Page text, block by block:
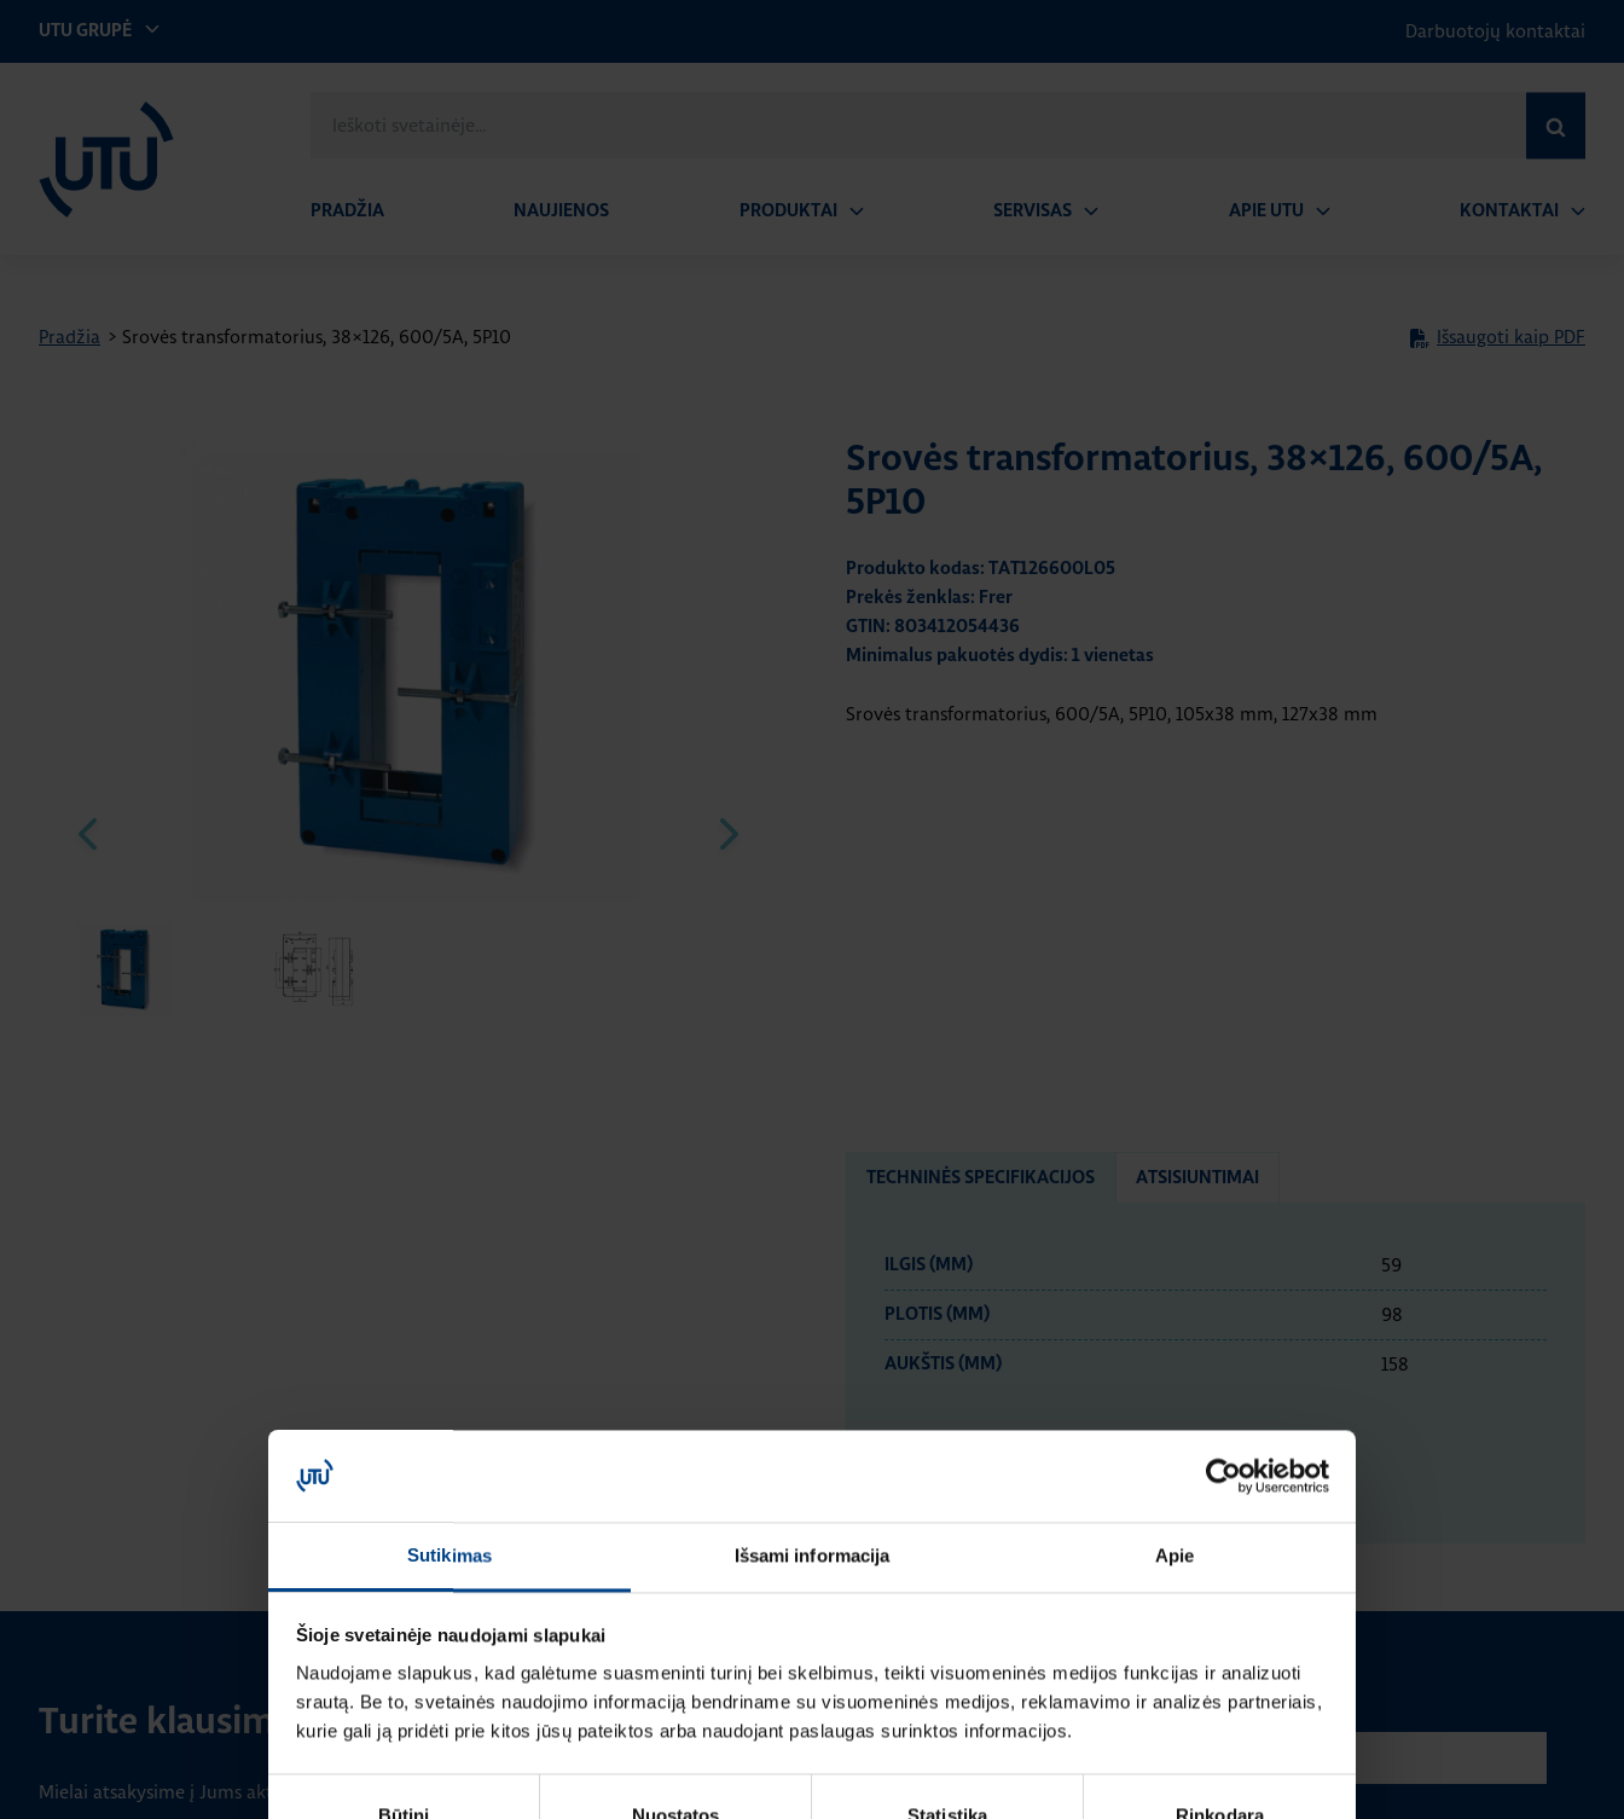
Sutikimas Išsami informacija Apie
Šioje svetainėje naudojami slapukai
Naudojame slapukus, kad galėtume suasmeninti turinį bei skelbimus, teikti visuomeninės medijos funkcijas ir analizuoti
srautą. Be to, svetainės naudojimo informaciją bendriname su visuomeninės medijos, reklamavimo ir analizės partneriais,
kurie gali ją pridėti prie kitos jūsų pateiktos arba naudojant paslaugas surinktos informacijos.
Sutikimo
UTU GRUPĖ Darbuotojų kontaktai
svetainėje
PRADŽIA NAUJIENOS PRODUKTAI SERVISAS APIE UTU KONTAKTAI
Pradžia > Srovės transformatorius, 38×126, 600/5A, 5P10 Išsaugoti kaip PDF
Srovės transformatorius, 38×126, 600/5A,
5P10
Produkto kodas: TAT126600L05
Prekės ženklas: Frer
GTIN: 803412054436
Minimalus pakuotės dydis: 1 vienetas
Srovės transformatorius, 600/5A, 5P10, 105x38 mm, 127x38 mm
TECHNINĖS SPECIFIKACIJOS ATSISIUNTIMAI
ILGIS (MM) 59
PLOTIS (MM) 98
AUKŠTIS (MM) 158
Turite klausimų? Susisiekite
Mielai atsakysime į Jums aktualius klausimus.
Vardas*